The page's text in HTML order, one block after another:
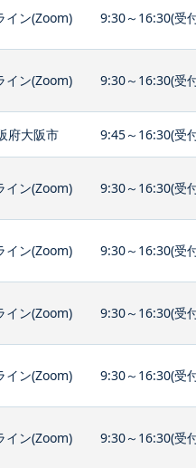
イン(Zoom) 9:30～16:30(受
イン(Zoom) 9:30～16:30(受
府大阪市 9:45～16:30(受
イン(Zoom) 9:30～16:30(受
イン(Zoom) 9:30～16:30(受
イン(Zoom) 9:30～16:30(受
イン(Zoom) 9:30～16:30(受
イン(Zoom) 9:30～16:30(受